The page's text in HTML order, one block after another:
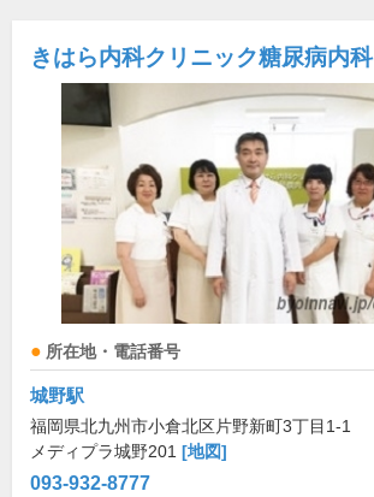
きはら内科クリニック糖尿病内科
所在地・電話番号
城野駅
福岡県北九州市小倉北区片野新町3丁目1-1
メディプラ城野201 [地図]
093-932-8777